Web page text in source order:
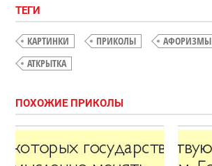
ТЕГИ
КАРТИНКИ ПРИКОЛЫ АФОРИЗМЫ
АТКРЫТКА
ПОХОЖИЕ ПРИКОЛЫ